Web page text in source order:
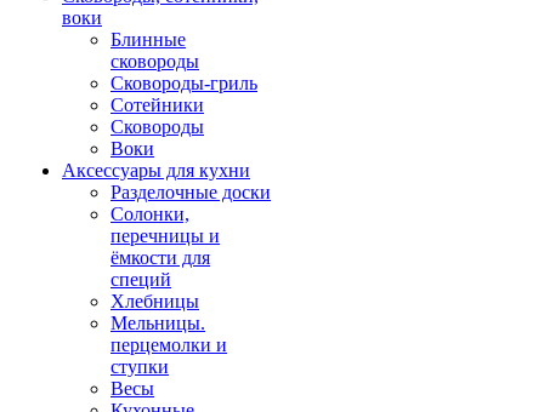
воки
Блинные
сковороды
Сковороды-гриль
Сотейники
Сковороды
Воки
Аксессуары для кухни
Разделочные доски
Солонки,
перечницы и
ёмкости для
специй
Хлебницы
Мельницы.
перцемолки и
ступки
Весы